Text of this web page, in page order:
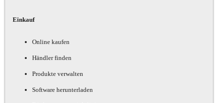
Einkauf
Online kaufen
Händler finden
Produkte verwalten
Software herunterladen